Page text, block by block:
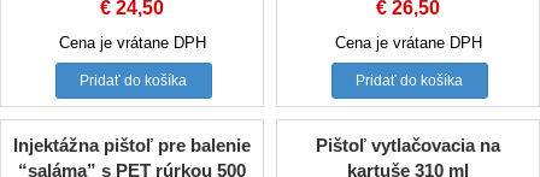
€ 24,50
Cena je vrátane DPH
Pridať do košíka
€ 26,50
Cena je vrátane DPH
Pridať do košíka
Injektážna pištoľ pre balenie
“saláma” s PET rúrkou 500
Pištoľ vytlačovacia na
kartuše 310 ml